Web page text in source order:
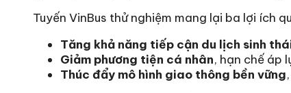
Tuyến VinBus thử nghiệm mang lại ba lợi ích
Tăng khả năng tiếp cận du lịch sinh
Giảm phương tiện cá nhân, hạn chế áp
Thúc đẩy mô hình giao thông bền vững